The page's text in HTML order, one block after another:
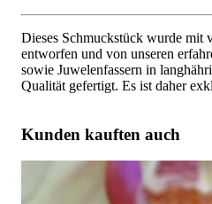
Dieses Schmuckstück wurde mit
entworfen und von unseren
sowie Juwelenfassern in
Qualität gefertigt. Es ist daher
Kunden kauften auch
Extravagante Gürtel Ohrstecker